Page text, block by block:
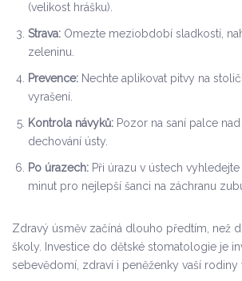
(velikost hrášku).
Strava: Omezte meziobdobí sladkostí,
zeleninu.
Prevence: Nechte aplikovat pitvy na
vyrašení.
Kontrola návyků: Pozor na saní palce
dechování ústy.
Po úrazech: Při úrazu v ústech
minut pro nejlepší šanci na záchranu
Zdravý úsměv začíná dlouho předtím, než
školy. Investice do dětské stomatologie je
sebevědomí, zdraví i peněženky vaší rodiny